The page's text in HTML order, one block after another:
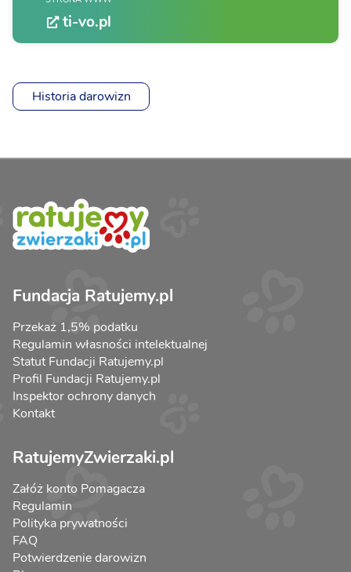
ti-vo.pl
Historia darowizn
Fundacja Ratujemy.pl
Przekaż 1,5% podatku
Regulamin własności intelektualnej
Statut Fundacji Ratujemy.pl
Profil Fundacji Ratujemy.pl
Inspektor ochrony danych
Kontakt
RatujemyZwierzaki.pl
Załóż konto Pomagacza
Regulamin
Polityka prywatności
FAQ
Potwierdzenie darowizn